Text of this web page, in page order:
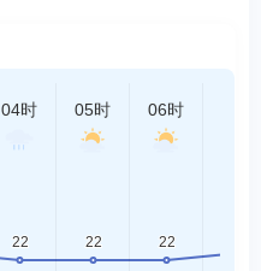
04时 05时 06时